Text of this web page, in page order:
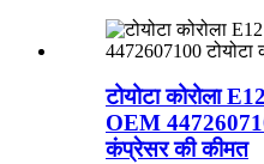
टोयोटा कोरोला
OEM
कंप्रेसर की कीमत